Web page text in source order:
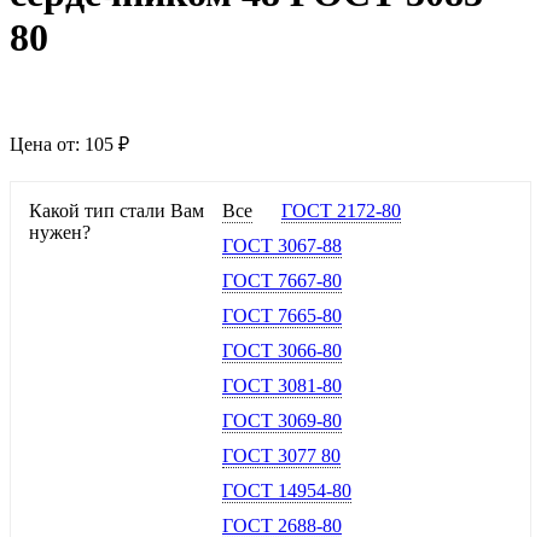
80
Цена от: 105 ₽
Какой тип стали Вам
нужен?
Все
ГОСТ 2172-80
ГОСТ 3067-88
ГОСТ 7667-80
ГОСТ 7665-80
ГОСТ 3066-80
ГОСТ 3081-80
ГОСТ 3069-80
ГОСТ 3077 80
ГОСТ 14954-80
ГОСТ 2688-80